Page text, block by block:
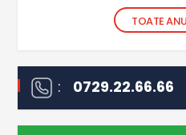
TOATE
: 0729.22.66.66